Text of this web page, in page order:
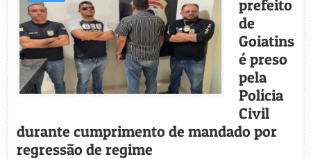
prefeito
de
Goiatins
é preso
pela
Polícia
Civil
durante cumprimento de mandado por
regressão de regime